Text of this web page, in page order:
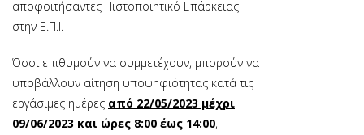
αποφοιτήσαντες Πιστοποιητικό Επάρκειας
στην Ε.Π.Ι.
Όσοι επιθυμούν να συμμετέχουν, μπορούν να
υποβάλλουν αίτηση υποψηφιότητας κατά τις
εργάσιμες ημέρες από 22/05/2023 μέχρι
09/06/2023 και ώρες 8:00 έως 14:00,